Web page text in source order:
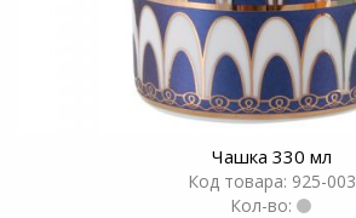
Чашка 330 мл
Код товара: 925-003
Кол-во: